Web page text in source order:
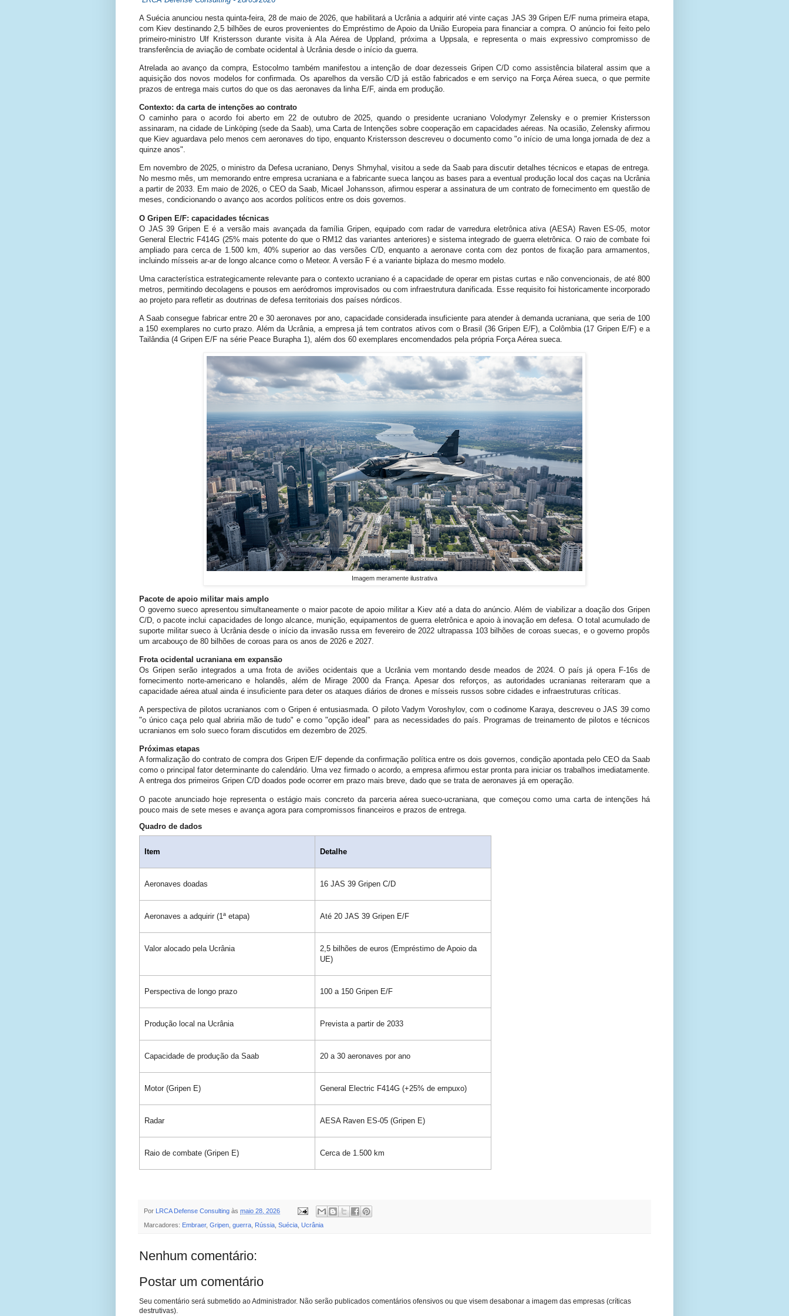
A Suécia anunciou nesta quinta-feira, 28 de maio de 2026, que habilitará a Ucrânia a adquirir até vinte caças JAS 39 Gripen E/F numa primeira etapa,
com Kiev destinando 2,5 bilhões de euros provenientes do Empréstimo de Apoio da União Europeia para financiar a compra. O anúncio foi feito pelo
primeiro-ministro Ulf Kristersson durante visita à Ala Aérea de Uppland, próxima a Uppsala, e representa o mais expressivo compromisso de
transferência de aviação de combate ocidental à Ucrânia desde o início da guerra.
Atrelada ao avanço da compra, Estocolmo também manifestou a intenção de doar dezesseis Gripen C/D como assistência bilateral assim que a
aquisição dos novos modelos for confirmada. Os aparelhos da versão C/D já estão fabricados e em serviço na Força Aérea sueca, o que permite
prazos de entrega mais curtos do que os das aeronaves da linha E/F, ainda em produção.
Contexto: da carta de intenções ao contrato
O caminho para o acordo foi aberto em 22 de outubro de 2025, quando o presidente ucraniano Volodymyr Zelensky e o premier Kristersson
assinaram, na cidade de Linköping (sede da Saab), uma Carta de Intenções sobre cooperação em capacidades aéreas. Na ocasião, Zelensky afirmou
que Kiev aguardava pelo menos cem aeronaves do tipo, enquanto Kristersson descreveu o documento como "o início de uma longa jornada de dez a
quinze anos".
Em novembro de 2025, o ministro da Defesa ucraniano, Denys Shmyhal, visitou a sede da Saab para discutir detalhes técnicos e etapas de entrega.
No mesmo mês, um memorando entre empresa ucraniana e a fabricante sueca lançou as bases para a eventual produção local dos caças na Ucrânia
a partir de 2033. Em maio de 2026, o CEO da Saab, Micael Johansson, afirmou esperar a assinatura de um contrato de fornecimento em questão de
meses, condicionando o avanço aos acordos políticos entre os dois governos.
O Gripen E/F: capacidades técnicas
O JAS 39 Gripen E é a versão mais avançada da família Gripen, equipado com radar de varredura eletrônica ativa (AESA) Raven ES-05, motor
General Electric F414G (25% mais potente do que o RM12 das variantes anteriores) e sistema integrado de guerra eletrônica. O raio de combate foi
ampliado para cerca de 1.500 km, 40% superior ao das versões C/D, enquanto a aeronave conta com dez pontos de fixação para armamentos,
incluindo mísseis ar-ar de longo alcance como o Meteor. A versão F é a variante biplaza do mesmo modelo.
Uma característica estrategicamente relevante para o contexto ucraniano é a capacidade de operar em pistas curtas e não convencionais, de até 800
metros, permitindo decolagens e pousos em aeródromos improvisados ou com infraestrutura danificada. Esse requisito foi historicamente incorporado
ao projeto para refletir as doutrinas de defesa territoriais dos países nórdicos.
A Saab consegue fabricar entre 20 e 30 aeronaves por ano, capacidade considerada insuficiente para atender à demanda ucraniana, que seria de 100
a 150 exemplares no curto prazo. Além da Ucrânia, a empresa já tem contratos ativos com o Brasil (36 Gripen E/F), a Colômbia (17 Gripen E/F) e a
Tailândia (4 Gripen E/F na série Peace Burapha 1), além dos 60 exemplares encomendados pela própria Força Aérea sueca.
Imagem meramente ilustrativa
Pacote de apoio militar mais amplo
O governo sueco apresentou simultaneamente o maior pacote de apoio militar a Kiev até a data do anúncio. Além de viabilizar a doação dos Gripen
C/D, o pacote inclui capacidades de longo alcance, munição, equipamentos de guerra eletrônica e apoio à inovação em defesa. O total acumulado de
suporte militar sueco à Ucrânia desde o início da invasão russa em fevereiro de 2022 ultrapassa 103 bilhões de coroas suecas, e o governo propôs
um arcabouço de 80 bilhões de coroas para os anos de 2026 e 2027.
Frota ocidental ucraniana em expansão
Os Gripen serão integrados a uma frota de aviões ocidentais que a Ucrânia vem montando desde meados de 2024. O país já opera F-16s de
fornecimento norte-americano e holandês, além de Mirage 2000 da França. Apesar dos reforços, as autoridades ucranianas reiteraram que a
capacidade aérea atual ainda é insuficiente para deter os ataques diários de drones e mísseis russos sobre cidades e infraestruturas críticas.
A perspectiva de pilotos ucranianos com o Gripen é entusiasmada. O piloto Vadym Voroshylov, com o codinome Karaya, descreveu o JAS 39 como
"o único caça pelo qual abriria mão de tudo" e como "opção ideal" para as necessidades do país. Programas de treinamento de pilotos e técnicos
ucranianos em solo sueco foram discutidos em dezembro de 2025.
Próximas etapas
A formalização do contrato de compra dos Gripen E/F depende da confirmação política entre os dois governos, condição apontada pelo CEO da Saab
como o principal fator determinante do calendário. Uma vez firmado o acordo, a empresa afirmou estar pronta para iniciar os trabalhos imediatamente.
A entrega dos primeiros Gripen C/D doados pode ocorrer em prazo mais breve, dado que se trata de aeronaves já em operação.
O pacote anunciado hoje representa o estágio mais concreto da parceria aérea sueco-ucraniana, que começou como uma carta de intenções há
pouco mais de sete meses e avança agora para compromissos financeiros e prazos de entrega.
Quadro de dados
Item Detalhe
Aeronaves doadas 16 JAS 39 Gripen C/D
Aeronaves a adquirir (1ª etapa) Até 20 JAS 39 Gripen E/F
Valor alocado pela Ucrânia
2,5 bilhões de euros (Empréstimo de Apoio da
UE)
Perspectiva de longo prazo 100 a 150 Gripen E/F
Produção local na Ucrânia Prevista a partir de 2033
Capacidade de produção da Saab 20 a 30 aeronaves por ano
Motor (Gripen E) General Electric F414G (+25% de empuxo)
Radar AESA Raven ES-05 (Gripen E)
Raio de combate (Gripen E) Cerca de 1.500 km
Por LRCA Defense Consulting às maio 28, 2026
Marcadores: Embraer, Gripen guerra Rússia Suécia Ucrânia
Nenhum comentário:
Postar um comentário
Seu comentário será submetido ao Administrador. Não serão publicados comentários ofensivos ou que visem desabonar a imagem das empresas (críticas
destrutivas).